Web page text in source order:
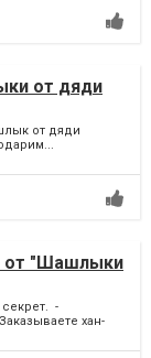
от дяди
от дяди
от "Шашлыки
секрет. -
хан-